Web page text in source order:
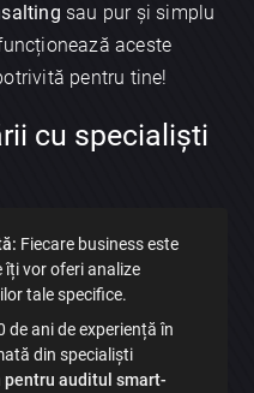
sau pur și simplu
aceste
pentru tine!
cu specialiști
Fiecare business este
îți vor oferi analize
tale specifice.
de ani de experiență în
din specialiști
auditul smart-